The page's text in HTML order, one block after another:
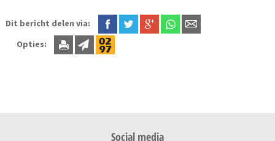
Dit bericht delen via:
Opties:
Social media